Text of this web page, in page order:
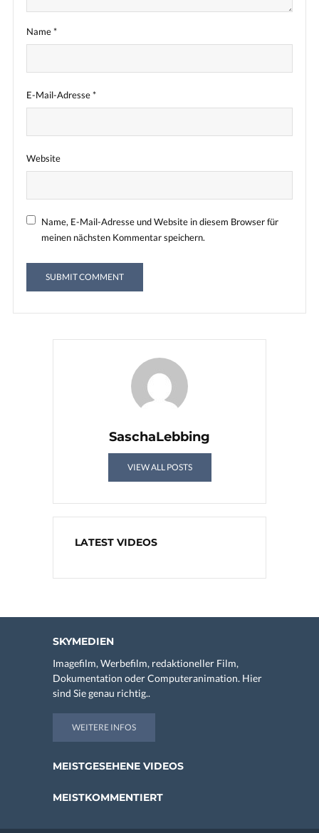
Name*
E-Mail-Adresse*
Website
Name, E-Mail-Adresse und Website in diesem Browser für
meinen nächsten Kommentar speichern.
SaschaLebbing
VIEW ALL POSTS
LATEST VIDEOS
SKYMEDIEN
Imagefilm, Werbefilm, redaktioneller Film,
Dokumentation oder Computeranimation. Hier
sind Sie genau richtig..
WEITERE INFOS
MEISTGESEHENE VIDEOS
MEISTKOMMENTIERT